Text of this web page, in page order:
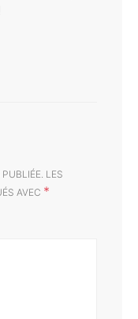
LES
AVEC *